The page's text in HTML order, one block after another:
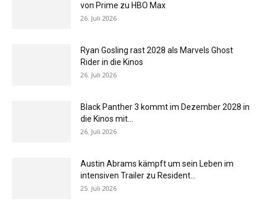
von Prime zu HBO Max
26. Juli 2026
Ryan Gosling rast 2028 als Marvels Ghost
Rider in die Kinos
26. Juli 2026
Black Panther 3 kommt im Dezember 2028 in
die Kinos mit...
26. Juli 2026
Austin Abrams kämpft um sein Leben im
intensiven Trailer zu Resident...
25. Juli 2026